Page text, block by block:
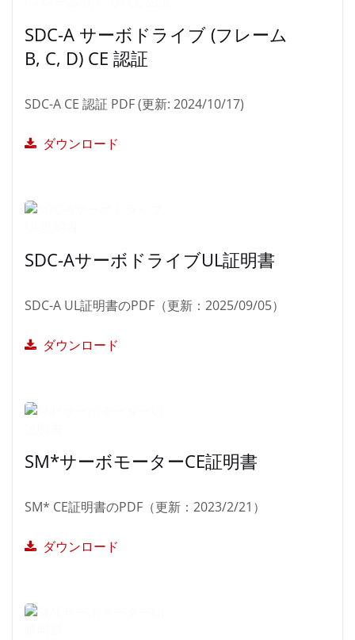
SDC-A サーボドライブ (フレーム
B, C, D) CE 認証
SDC-A CE 認証 PDF (更新: 2024/10/17)
ダウンロード
SDC-AサーボドライブUL証明書
SDC-A UL証明書のPDF（更新：2025/09/05）
ダウンロード
SM*サーボモーターCE証明書
SM* CE証明書のPDF（更新：2023/2/21）
ダウンロード